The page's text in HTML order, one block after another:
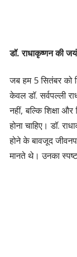
डॉ. राधाकृष्णन की
जब हम 5 सितंबर को
केवल डॉ. सर्वपल्ली
नहीं, बल्कि शिक्षा
होना चाहिए। डॉ.
होने के बावजूद
मानते थे। उनका